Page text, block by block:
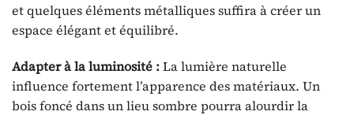
et quelques éléments métalliques suffira à créer un
espace élégant et équilibré.
Adapter à la luminosité :La lumière naturelle
influence fortement l’apparence des matériaux. Un
bois foncé dans un lieu sombre pourra alourdir la